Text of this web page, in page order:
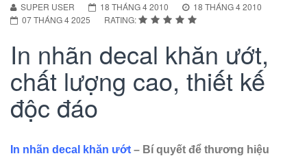
SUPER USER 18 THÁNG 4 2010
18 THÁNG 4 2010
07 THÁNG 4 2025
RATING:
In nhãn decal khăn ướt,
chất lượng cao, thiết kế
độc đáo
In nhãn decal khăn ướt – Bí quyết để thương hiệu